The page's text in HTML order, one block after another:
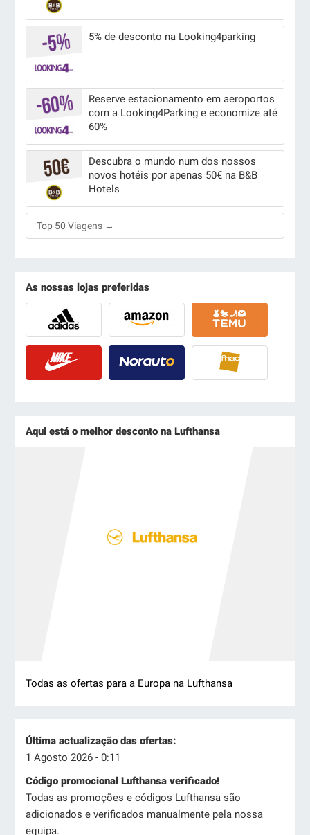
5% de desconto na Looking4parking
Reserve estacionamento em aeroportos
com a Looking4Parking e economize até
60%
Descubra o mundo num dos nossos
novos hotéis por apenas 50€ na B&B
Hotels
Top 50 Viagens →
As nossas lojas preferidas
Aqui está o melhor desconto na Lufthansa
Todas as ofertas para a Europa na Lufthansa
Última actualização das ofertas:
1 Agosto 2026 - 0:11
Código promocional Lufthansa verificado!
Todas as promoções e códigos Lufthansa são
adicionados e verificados manualmente pela nossa
equipa.